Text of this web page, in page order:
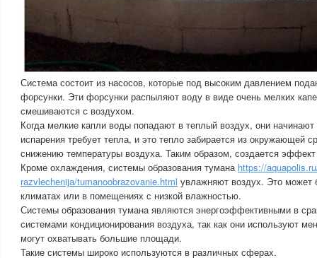
Система состоит из насосов, которые под высоким давлением
форсунки. Эти форсунки распыляют воду в виде очень мелких
смешиваются с воздухом.
Когда мелкие капли воды попадают в теплый воздух, они
испарения требует тепла, и это тепло забирается из окружающей
снижению температуры воздуха. Таким образом, создается
Кроме охлаждения, системы образования тумана https://
razvlechenija/tumanoobrazovanie.html увлажняют воздух. Это может
климатах или в помещениях с низкой влажностью.
Системы образования тумана являются энергоэффективными в
системами кондиционирования воздуха, так как они используют
могут охватывать большие площади.
Такие системы широко используются в различных сферах.